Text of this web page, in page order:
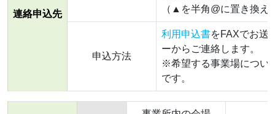
連絡申込先
（▲を半角@に置き換え
申込方法
利用申込書をFAXでお送
ーからご連絡します。
※希望する事業場につい
です。